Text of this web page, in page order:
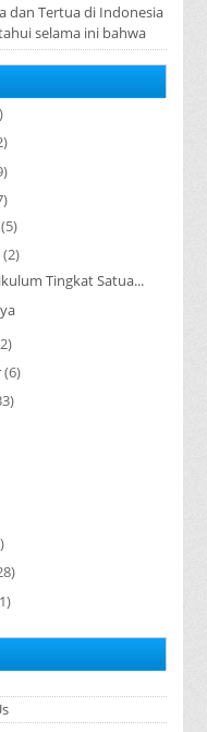
dan Tertua di Indonesia
selama ini bahwa
merupakan kerajaan ...
(5)
(2)
Tingkat Satua...
(6)